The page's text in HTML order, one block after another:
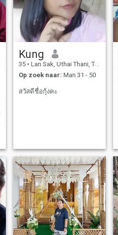
Kung
35 • Lan Sak, Uthai Thani, Thailand
Op zoek naar: Man 31 - 50
สวัสดีชื่อกุ้งคะ